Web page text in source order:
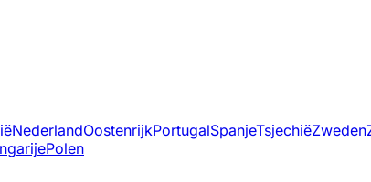
NederlandOostenrijkPortugalSpanjeTsjechiëZweden
Polen